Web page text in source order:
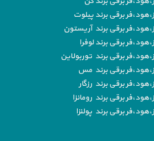
برقی برند پیلوت
برقی برند آریستون
برقی برند لوفرا
برقی برند توربولاین
برقی برند مس
برقی برند رزگار
برقی برند رومانزا
برقی برند پولنزا